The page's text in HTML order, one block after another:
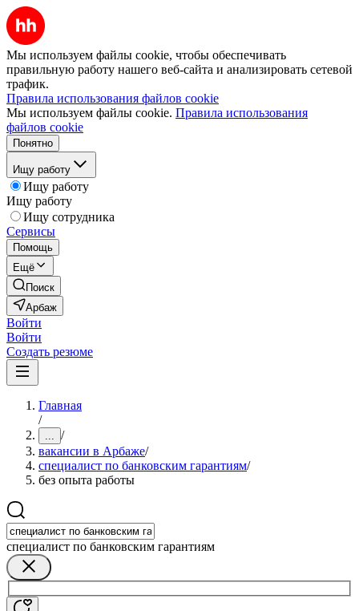
Мы используем файлы cookie, чтобы обеспечивать
правильную работу нашего веб-сайта и анализировать сетевой
трафик.
Правила использования файлов cookie
Мы используем файлы cookie. Правила использования
файлов cookie
Понятно
Ищу работу
Ищу работу
Ищу работу
Ищу сотрудника
Сервисы
Помощь
Ещё
Поиск
Арбаж
Войти
Войти
Создать резюме
Главная
/
... /
вакансии в Арбаже/
специалист по банковским гарантиям/
без опыта работы
специалист по банковским гарантиям